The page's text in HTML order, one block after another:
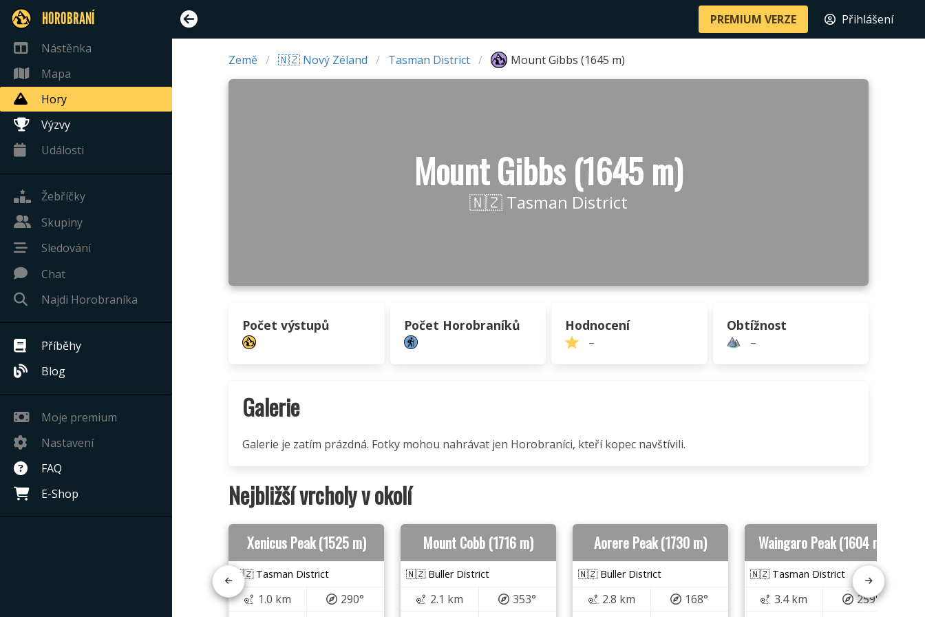
HOROBRANÍ
Nástěnka
Mapa
Hory
Výzvy
Události
Žebříčky
Skupiny
Sledování
Chat
Najdi Horobraníka
Příběhy
Blog
Moje premium
Nastavení
FAQ
E-Shop
PREMIUM VERZE Přihlášení
Země 🇳🇿 Nový Zéland Tasman District Mount Gibbs (1645 m)
Mount Gibbs (1645 m)
🇳🇿 Tasman District
Počet výstupů Počet Horobraníků Hodnocení
–
Obtížnost
–
Galerie
Galerie je zatím prázdná. Fotky mohou nahrávat jen Horobraníci, kteří kopec navštívili.
Nejbližší vrcholy v okolí
Xenicus Peak (1525 m)
🇳🇿 Tasman District
1.0 km
290°
Mount Cobb (1716 m)
🇳🇿 Buller District
2.1 km
353°
Aorere Peak (1730 m)
🇳🇿 Buller District
2.8 km
168°
Waingaro Peak (1604 m)
🇳🇿 Tasman District
3.4 km
259°